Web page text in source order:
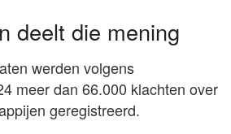
deelt die mening
werden volgens
meer dan 66.000 klachten over
geregistreerd.